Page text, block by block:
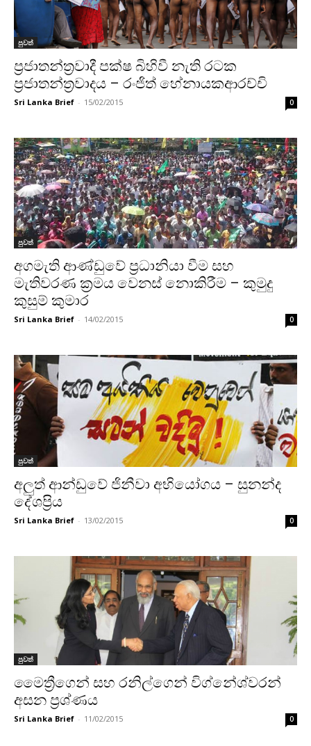
පුවත්
ප්‍රජාතන්ත්‍රවාදී පක්ෂ බිහිවී නැති රටක
ප්‍රජාතන්ත්‍රවාදය – රංජිත් හේනායකආරච්චි
Sri Lanka Brief - 15/02/2015 0
පුවත්
අගමැති ආණ්ඩුවේ ප්‍රධානියා වීම සහ
මැතිවරණ ක්‍රමය වෙනස් නොකිරීම – කුමුදු
කුසුම් කුමාර
Sri Lanka Brief - 14/02/2015 0
පුවත්
අලුත් ආන්ඩුවේ ජිනීවා අභියෝගය – සුනන්ද
දේශප්‍රිය
Sri Lanka Brief - 13/02/2015 0
පුවත්
මෛත්‍රීගෙන් සහ රනිල්ගෙන් විග්නේශ්වරන්
අසන ප්‍රශ්ණය
Sri Lanka Brief - 11/02/2015 0